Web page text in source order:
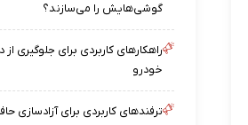
گوشی‌هایش را می‌سازند؟
راهکارهای کاربردی برای جلوگیری
خودرو
ترفندهای کاربردی برای آزادسازی